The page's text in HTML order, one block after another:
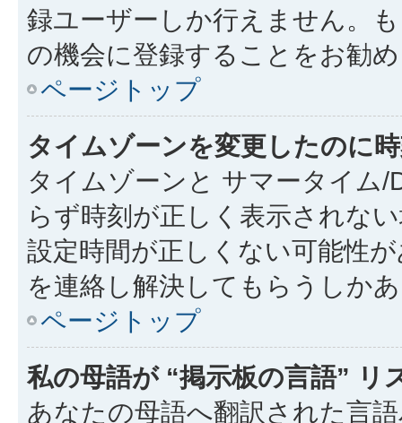
録ユーザーしか行えません。
の機会に登録することをお勧
ページトップ
タイムゾーンを変更したのに
タイムゾーンと サマータイム
らず時刻が正しく表示されな
設定時間が正しくない可能性
を連絡し解決してもらうしか
ページトップ
私の母語が “掲示板の言語” リ
あなたの母語へ翻訳された言